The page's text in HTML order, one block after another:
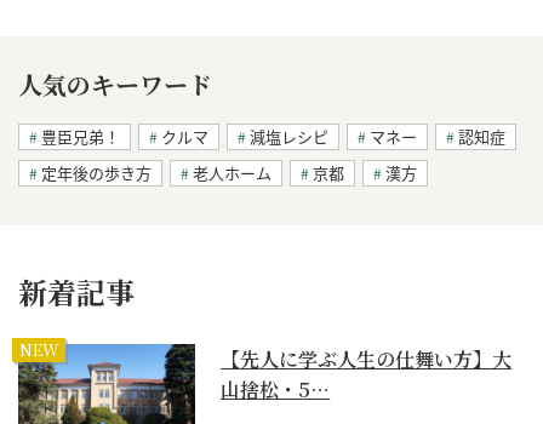
人気のキーワード
豊臣兄弟！ クルマ 減塩レシピ マネー
認知症
定年後の歩き方
老人ホーム 京都 漢方
新着記事
NEW
【先人に学ぶ人生の仕舞い方】大
山捨松・5…